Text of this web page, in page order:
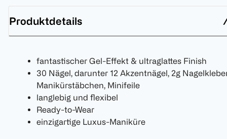
Produktdetails
fantastischer Gel-Effekt & ultraglattes Finish
30 Nägel, darunter 12 Akzentnägel, 2g
Manikürstäbchen, Minifeile
langlebig und flexibel
Ready-to-Wear
einzigartige Luxus-Maniküre